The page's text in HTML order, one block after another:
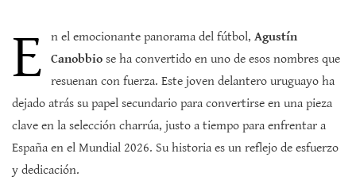
E n el emocionante panorama del fútbol, Agustín
Canobbio se ha convertido en uno de esos nombres que
resuenan con fuerza. Este joven delantero uruguayo ha
dejado atrás su papel secundario para convertirse en una pieza
clave en la selección charrúa, justo a tiempo para enfrentar a
España en el Mundial 2026. Su historia es un reflejo de esfuerzo
y dedicación.